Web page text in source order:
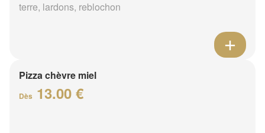
terre, lardons, reblochon
Pizza chèvre miel
Dès 13.00 €